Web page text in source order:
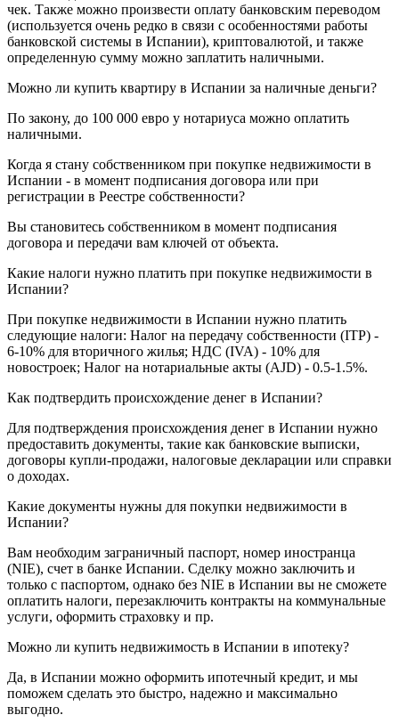
чек. Также можно произвести оплату банковским переводом
(используется очень редко в связи с особенностями работы
банковской системы в Испании), криптовалютой, и также
определенную сумму можно заплатить наличными.
Можно ли купить квартиру в Испании за наличные деньги?
По закону, до 100 000 евро у нотариуса можно оплатить
наличными.
Когда я стану собственником при покупке недвижимости в
Испании - в момент подписания договора или при
регистрации в Реестре собственности?
Вы становитесь собственником в момент подписания
договора и передачи вам ключей от объекта.
Какие налоги нужно платить при покупке недвижимости в
Испании?
При покупке недвижимости в Испании нужно платить
следующие налоги: Налог на передачу собственности (ITP) -
6-10% для вторичного жилья; НДС (IVA) - 10% для
новостроек; Налог на нотариальные акты (AJD) - 0.5-1.5%.
Как подтвердить происхождение денег в Испании?
Для подтверждения происхождения денег в Испании нужно
предоставить документы, такие как банковские выписки,
договоры купли-продажи, налоговые декларации или справки
о доходах.
Какие документы нужны для покупки недвижимости в
Испании?
Вам необходим заграничный паспорт, номер иностранца
(NIE), счет в банке Испании. Сделку можно заключить и
только с паспортом, однако без NIE в Испании вы не сможете
оплатить налоги, перезаключить контракты на коммунальные
услуги, оформить страховку и пр.
Можно ли купить недвижимость в Испании в ипотеку?
Да, в Испании можно оформить ипотечный кредит, и мы
поможем сделать это быстро, надежно и максимально
выгодно.